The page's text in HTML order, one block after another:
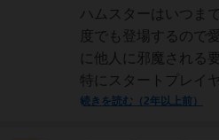
ハムスターはいつま
度でも登場するので
に他人に邪魔される
特にスタートプレイ
続きを読む（2年以上前）